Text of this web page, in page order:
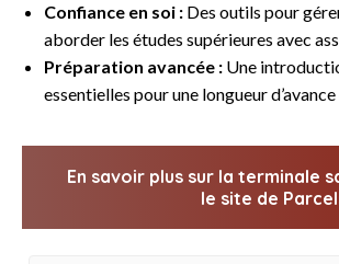
Confiance en soi : Des outils pour
aborder les études supérieures avec
Préparation avancée : Une
essentielles pour une longueur
En savoir plus sur la terminale
le site de